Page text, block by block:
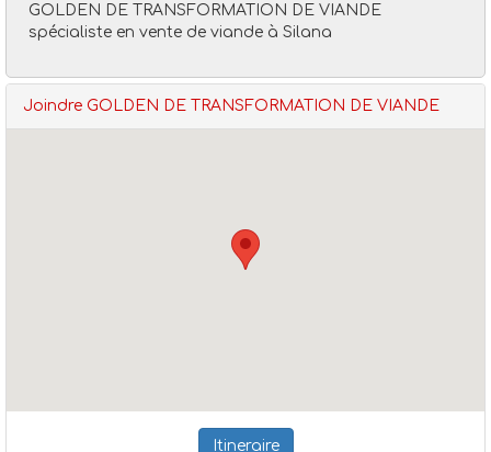
GOLDEN DE TRANSFORMATION DE VIANDE
spécialiste en vente de viande à Silana
Joindre GOLDEN DE TRANSFORMATION DE VIANDE
Itineraire